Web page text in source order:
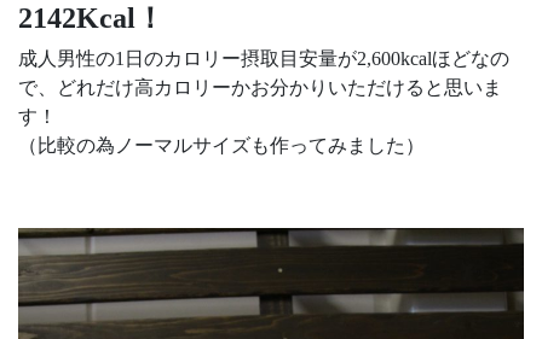
2142Kcal！
成人男性の1日のカロリー摂取目安量が2,600kcalほどなの
で、どれだけ高カロリーかお分かりいただけると思いま
す！
（比較の為ノーマルサイズも作ってみました）